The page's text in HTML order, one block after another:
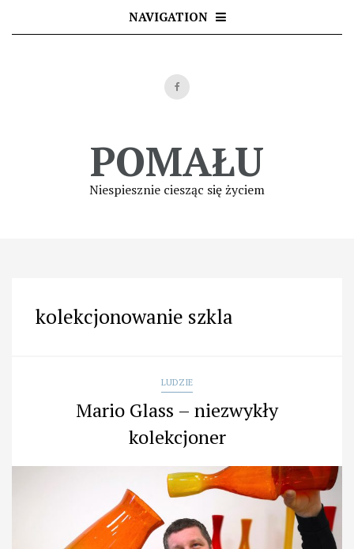
NAVIGATION
POMAŁU
Niespiesznie ciesząc się życiem
kolekcjonowanie szkla
LUDZIE
Mario Glass – niezwykły
kolekcjoner